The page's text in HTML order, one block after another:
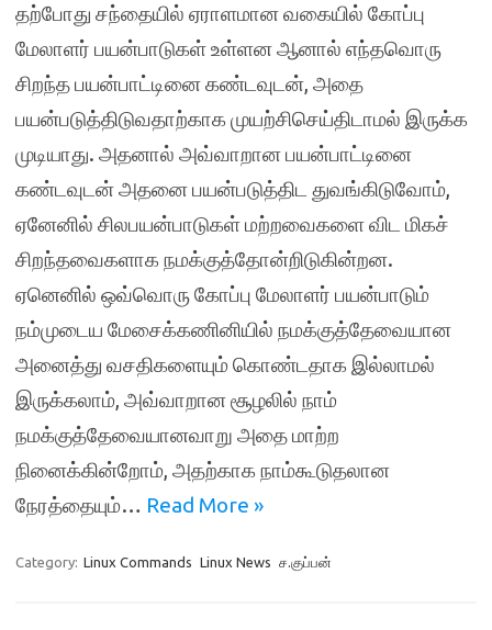
தற்போது சந்தையில் ஏராளமான வகையில் கோப்பு
மேலாளர் பயன்பாடுகள் உள்ளன ஆனால் எந்தவொரு
சிறந்த பயன்பாட்டினை கண்டவுடன், அதை
பயன்படுத்திடுவதாற்காக முயற்சிசெய்திடாமல் இருக்க
முடியாது. அதனால் அவ்வாறான பயன்பாட்டினை
கண்டவுடன் அதனை பயன்படுத்திட துவங்கிடுவோம்,
ஏனேனில் சிலபயன்பாடுகள் மற்றவைகளை விட மிகச்
சிறந்தவைகளாக நமக்குத்தோன்றிடுகின்றன.
ஏனெனில் ஒவ்வொரு கோப்பு மேலாளர் பயன்பாடும்
நம்முடைய மேசைக்கணினியில் நமக்குத்தேவையான
அனைத்து வசதிகளையும் கொண்டதாக இல்லாமல்
இருக்கலாம், அவ்வாறான சூழலில் நாம்
நமக்குத்தேவையானவாறு அதை மாற்ற
நினைக்கின்றோம், அதற்காக நாம்கூடுதலான
நேரத்தையும்… Read More »
Category: Linux Commands Linux News ச.குப்பன்